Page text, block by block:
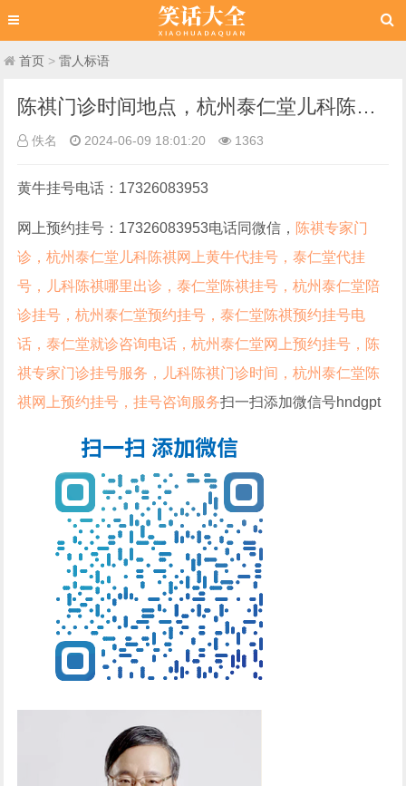
首页 >雷人标语
陈祺门诊时间地点，杭州泰仁堂儿科陈祺网上预约代挂号，泰仁堂陈祺代挂号
佚名 2024-06-09 18:01:20 1363
黄牛挂号电话：17326083953
网上预约挂号：17326083953电话同微信， 陈祺专家门
诊，杭州泰仁堂儿科陈祺网上黄牛代挂号，泰仁堂代挂
号，儿科陈祺哪里出诊，泰仁堂陈祺挂号，杭州泰仁堂陪
诊挂号，杭州泰仁堂预约挂号，泰仁堂陈祺预约挂号电
话，泰仁堂就诊咨询电话，杭州泰仁堂网上预约挂号，陈
祺专家门诊挂号服务，儿科陈祺门诊时间，杭州泰仁堂陈
祺网上预约挂号，挂号咨询服务扫一扫添加微信号hndgpt